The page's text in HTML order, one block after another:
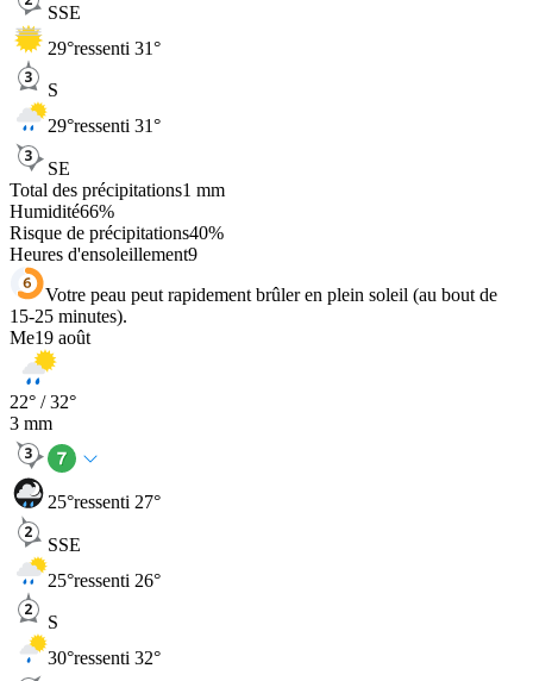
SSE
29°ressenti 31°
S
29°ressenti 31°
SE
Total des précipitations1 mm
Humidité66%
Risque de précipitations40%
Heures d'ensoleillement9
Votre peau peut rapidement brûler en plein soleil (au bout de
15-25 minutes).
Me19 août
22° /32°
3 mm
25°ressenti 27°
SSE
25°ressenti 26°
S
30°ressenti 32°